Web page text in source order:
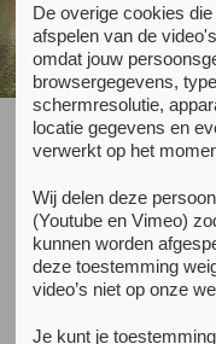
Terug naar het
De
Achtergrond van het
Hulp zoeken voor een
De overige cookies
afspelen van de
omdat jouw
browsergegevens,
schermresolutie,
locatie gegevens en
verwerkt op het
Wij delen deze
(Youtube en Vimeo)
kunnen worden
deze toestemming
video’s niet op onze
Je kunt je